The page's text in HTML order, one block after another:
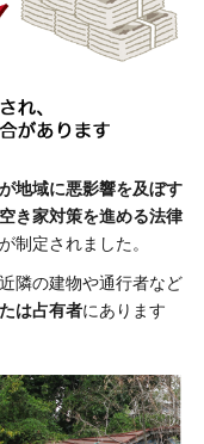
地域に悪影響を及ぼす
空き家対策を進める法律
制定されました。
隣の建物や通行者など
は占有者にあります